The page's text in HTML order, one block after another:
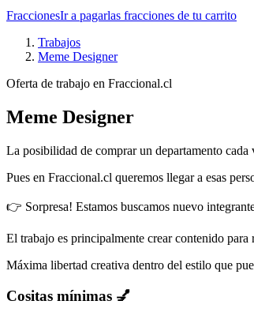
FraccionesIr a pagarlas fracciones de tu carrito
Trabajos
Meme Designer
Oferta de trabajo en Fraccional.cl
Meme Designer
La posibilidad de comprar un departamento
Pues en Fraccional.cl queremos llegar a esas
👉 Sorpresa! Estamos buscamos nuevo
El trabajo es principalmente crear contenido
Máxima libertad creativa dentro del estilo que
Cositas mínimas 💅